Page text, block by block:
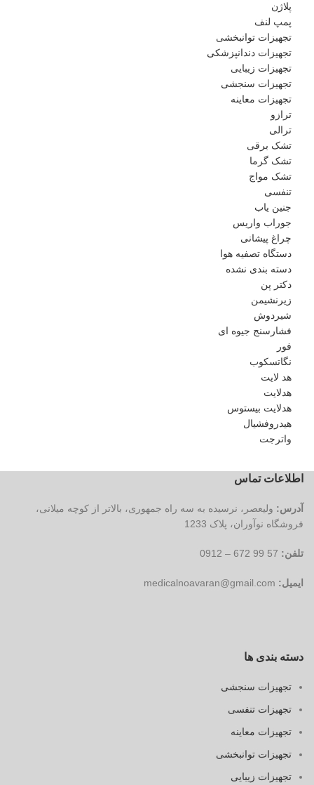
پلاژن
پمپ لنف
تجهیزات توانبخشی
تجهیزات دندانپزشکی
تجهیزات زیبایی
تجهیزات سنجشی
تجهیزات معاینه
ترازو
ترالی
تشک برقی
تشک گرما
تشک مواج
تنفسی
جنین یاب
جوراب واریس
چراغ پیشانی
دستگاه تصفیه هوا
دسته بندی نشده
دکتر پن
زیرنشیمن
شیردوش
فشارسنج جیوه ای
فور
نگاتسکوب
هد لایت
هدلایت
هدلایت بیستوس
هیدروفشیال
واترجت
اطلاعات تماس
آدرس: ولیعصر، نرسیده به سه راه جمهوری، بالاتر از کوچه میلانی،
فروشگاه نوآوران، پلاک 1233
تلفن: 57 99 672 – 0912
ایمیل:
دسته بندی ها
تجهیزات سنجشی
تجهیزات تنفسی
تجهیزات معاینه
تجهیزات توانبخشی
تجهیزات زیبایی